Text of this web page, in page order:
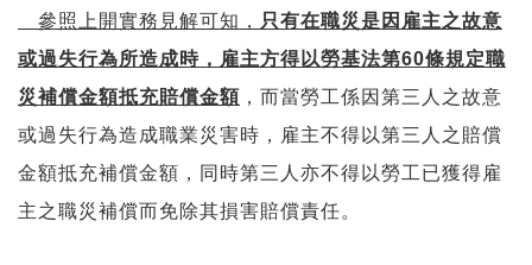
參照上開實務見解可知， 只有在職災是因雇主之故意
或過失行為所造成時，雇主方得以勞基法第60條規定職
災補償金額抵充賠償金額 ，而當勞工係因第三人之故意
或過失行為造成職業災害時，雇主不得以第三人之賠償
金額抵充補償金額，同時第三人亦不得以勞工已獲得雇
主之職災補償而免除其損害賠償責任。